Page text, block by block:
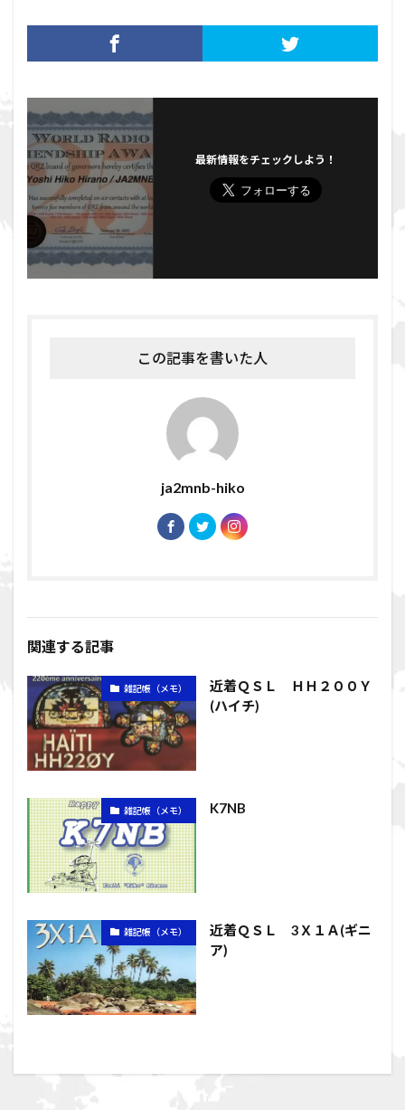
o
o
k
er
最新情報をチェックしよう！
この記事を書いた人
ja2mnb-hiko
関連する記事
雑記帳（メモ）
近着ＱＳＬ ＨＨ２００Ｙ
(ハイチ)
雑記帳（メモ） K7NB
雑記帳（メモ）
近着ＱＳＬ 3Ｘ１Ａ(ギニ
ア)